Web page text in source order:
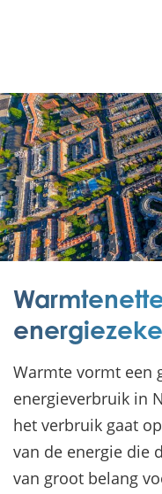
Warmte vormt een
energieverbruik in
het verbruik gaat
van de energie die
van groot belang